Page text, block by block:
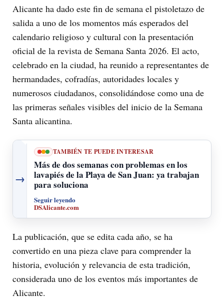
Alicante ha dado este fin de semana el pistoletazo de
salida a uno de los momentos más esperados del
calendario religioso y cultural con la presentación
oficial de la revista de Semana Santa 2026. El acto,
celebrado en la ciudad, ha reunido a representantes de
hermandades, cofradías, autoridades locales y
numerosos ciudadanos, consolidándose como una de
las primeras señales visibles del inicio de la Semana
Santa alicantina.
→
TAMBIÉN TE PUEDE INTERESAR
Más de dos semanas con problemas en los
lavapiés de la Playa de San Juan: ya trabajan
para soluciona
Seguir leyendo
DSAlicante.com
La publicación, que se edita cada año, se ha
convertido en una pieza clave para comprender la
historia, evolución y relevancia de esta tradición,
considerada uno de los eventos más importantes de
Alicante.